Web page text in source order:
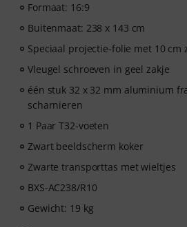
Formaat: 16:9
Buitenmaat: 238 x 143 cm
Speciaal projectie-folie met 10 cm
Vleugel schroeven in geel zakje
één stuk 32 x 32 mm aluminium
scharnieren
1 Paar T32-voeten
Zwart beeldscherm koker
Zwarte transporttas met wieltjes
BXS-AC238/R10
Gewicht: 19 kg